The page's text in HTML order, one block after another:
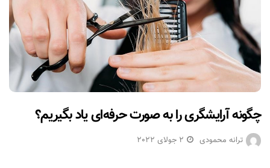
چگونه آرایشگری را به صورت حرفه‌ای یاد بگیریم؟
ترانه محمودی 2 جولای 2022